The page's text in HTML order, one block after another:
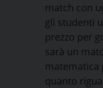
match con
gli studenti
prezzo per
sarà un
matematica
quanto